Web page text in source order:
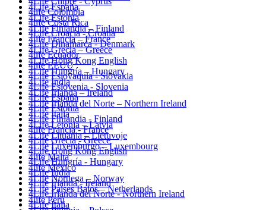
4Life España
4Life Estonia
4Life Finlandia – Finland
4life Francia – France
4Life Grecia – Greece
4Life Hong Kong English
4Life Hungría – Hungary
4Life India
4Life Irlanda – Ireland
4Life Irlanda del Norte – Northern Ireland
4Life Italia
4Life Letonia – Latvia
4Life Lituania – Lietuvoje
4Life Luxemburgo – Luxembourg
4life Malta
4life México
4Life Noruega – Norway
4Life Paises Bajos – Netherlands
4life Perú
4life Colombia
4life Costa Rica
4Life Croacia - Croatia
4Life Dinamarca - Denmark
4life Ecuador
4life EEUU
4Life Eslovaquia - Slovakia
4Life Eslovenia - Slovenia
4Life España
4Life Estonia
4Life Finlandia - Finland
4life Francia - France
4Life Grecia - Greece
4Life Hong Kong English
4Life Hungría - Hungary
4Life India
4Life Irlanda - Ireland
4Life Irlanda del Norte - Northern Ireland
4Life Italia